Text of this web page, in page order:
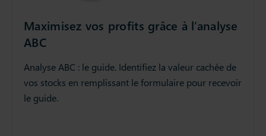
Maximisez vos profits grâce à l’analyse
ABC
Analyse ABC : le guide. Identifiez la valeur cachée de
vos stocks en remplissant le formulaire pour recevoir
le guide.